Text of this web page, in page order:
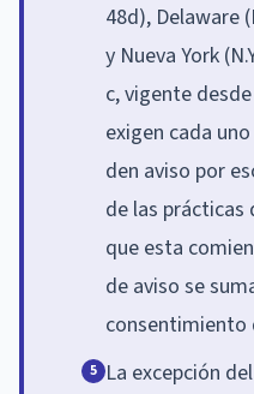
48d), Delaware
y Nueva York
c, vigente
exigen cada
den aviso por
de las prácticas
que esta
de aviso se
consentimiento
5 La excepción